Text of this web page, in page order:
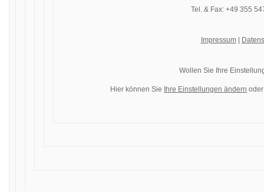
Tel. & Fax: +49 355
Impressum|
Wollen Sie Ihre
Hier können Sie Ihre Einstellungen ändern